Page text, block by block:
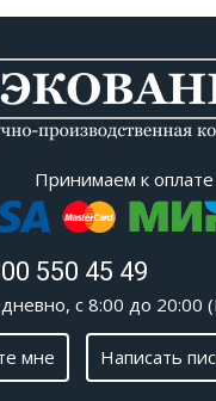
Принимаем к оплате
550 45 49
с 8:00 до 20:00
мне Написать